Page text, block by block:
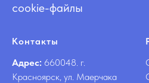
cookie-файлы
Контакты
Адрес: 660048. г.
Красноярск, ул. Маерчака